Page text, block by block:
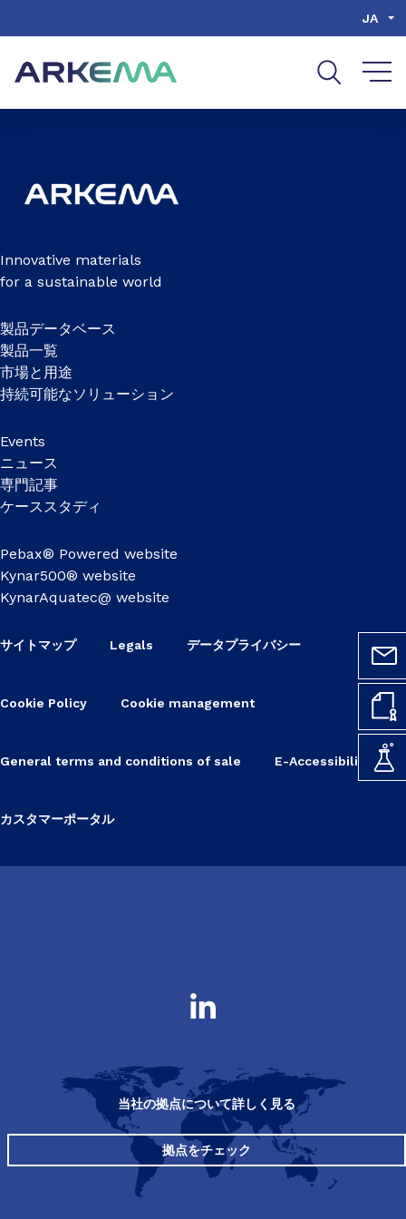
JA
Innovative materials
for a sustainable world
製品データベース
製品一覧
市場と用途
持続可能なソリューション
Events
ニュース
専門記事
ケーススタディ
Pebax® Powered website
Kynar500® website
KynarAquatec@ website
サイトマップ Legals データプライバシー
Cookie Policy Cookie management
General terms and conditions of sale E-Accessibility
カスタマーポータル
当社の拠点について詳しく見る
拠点をチェック